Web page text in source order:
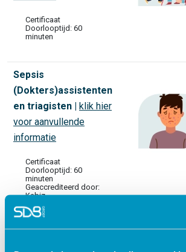
Certificaat
Doorlooptijd: 60
minuten
Sepsis
(Dokters)assistenten
en triagisten
klik hier
voor aanvullende
informatie
Certificaat
Doorlooptijd: 60
minuten
Geaccrediteerd door:
Kabiz